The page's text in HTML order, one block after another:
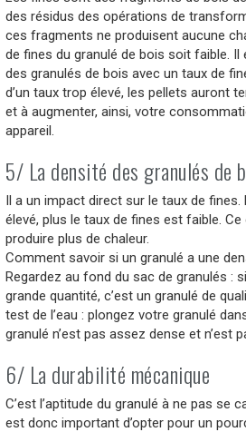
des résidus des opérations de
ces fragments ne produisent aucune
de fines du granulé de bois soit faible.
des granulés de bois avec un taux de
d’un taux trop élevé, les pellets auront
et à augmenter, ainsi, votre
appareil.
5/ La densité des granulés de
Il a un impact direct sur le taux de
élevé, plus le taux de fines est faible.
produire plus de chaleur.
Comment savoir si un granulé a une
Regardez au fond du sac de granulés :
grande quantité, c’est un granulé de
test de l’eau : plongez votre granulé
granulé n’est pas assez dense et n’est
6/ La durabilité mécanique
C’est l’aptitude du granulé à ne pas se
est donc important d’opter pour un